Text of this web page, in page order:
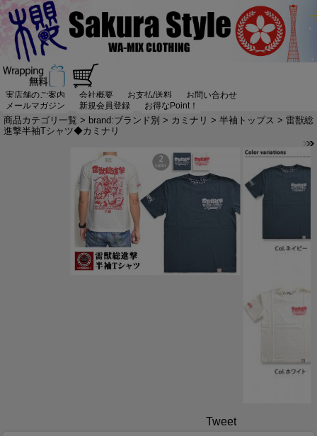
実店舗のご案内 会社概要 お支払/送料
お問い合わせ
メールマガジン
新規会員登録 お得なPoint！
商品カテゴリ一覧 > brand:ブランド別 > カミナリ > 半袖トップス > 雷獣総
進撃半袖Tシャツ◆カミナリ
Tweet